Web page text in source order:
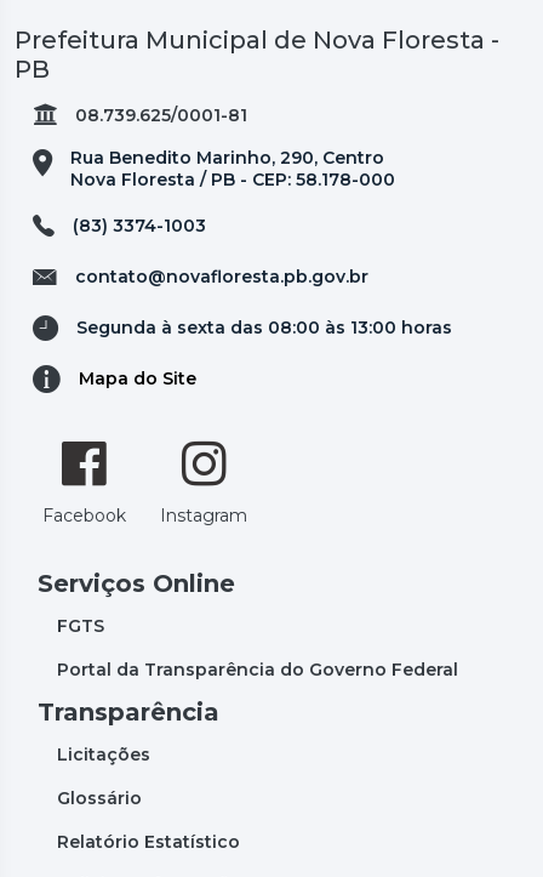
Prefeitura Municipal de Nova Floresta -
PB
08.739.625/0001-81
Rua Benedito Marinho, 290, Centro
Nova Floresta / PB - CEP: 58.178-000
(83) 3374-1003
contato@novafloresta.pb.gov.br
Segunda à sexta das 08:00 às 13:00 horas
Mapa do Site
Facebook Instagram
Serviços Online
FGTS
Portal da Transparência do Governo Federal
Transparência
Licitações
Glossário
Relatório Estatístico